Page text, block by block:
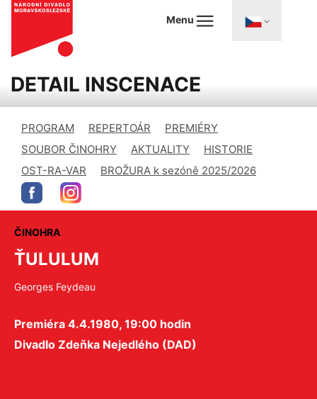
Menu
DETAIL INSCENACE
PROGRAM REPERTOÁR
PREMIÉRY
SOUBOR ČINOHRY
AKTUALITY
HISTORIE
OST-RA-VAR
BROŽURA k sezóně 2025/2026
ČINOHRA
ŤULULUM
Georges Feydeau
Premiéra 4.4.1980, 19:00 hodin
Divadlo Zdeňka Nejedlého (DAD)